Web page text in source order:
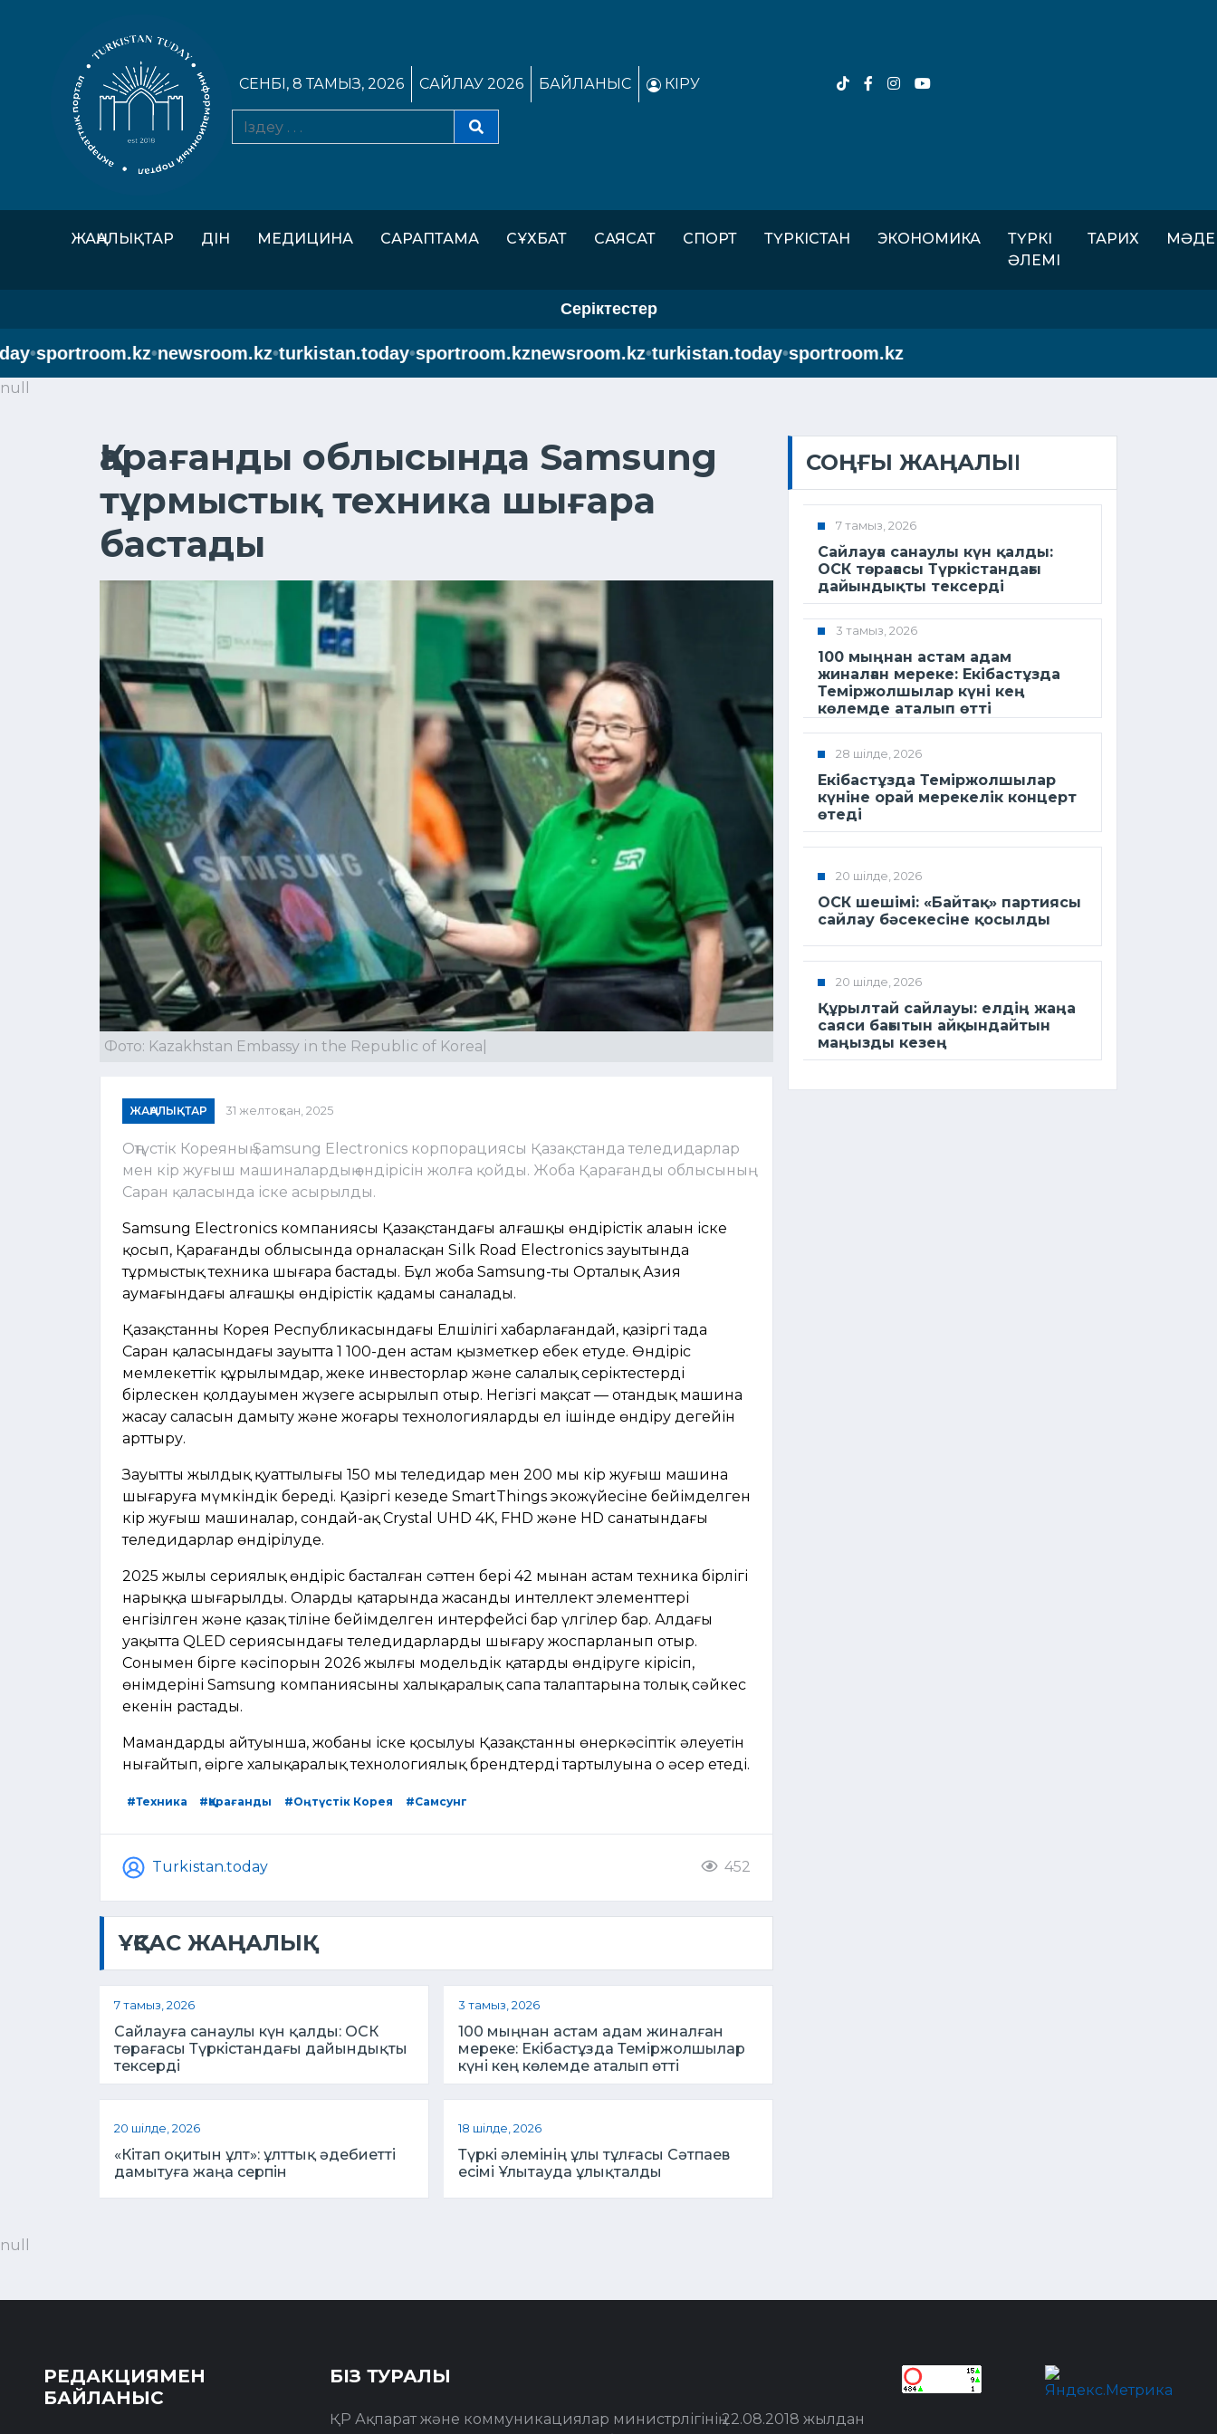
СЕНБІ, 8 ТАМЫЗ, 2026 САЙЛАУ 2026 БАЙЛАНЫС КІРУ
ЖАҢАЛЫҚТАР ДІН МЕДИЦИНА САРАПТАМА СҰХБАТ САЯСАТ СПОРТ ТҮРКІСТАН ЭКОНОМИКА
ТҮРКІ
ӘЛЕМІ
ТАРИХ
Серіктестер
•sportroom.kz•newsroom.kz•turkistan.today•sportroom.kznewsroom.kz•turkistan.today•sportroom.kz
null
Қарағанды облысында Samsung
тұрмыстық техника шығара
бастады
Фото: Kazakhstan Embassy in the Republic of Korea|
ЖАҢАЛЫҚТАР 31 желтоқсан, 2025
Оңтүстік Кореяның Samsung Electronics корпорациясы Қазақстанда теледидарлар
мен кір жуғыш машиналардың өндірісін жолға қойды. Жоба Қарағанды облысының
Саран қаласында іске асырылды.
Samsung Electronics компаниясы Қазақстандағы алғашқы өндірістік алаңын іске
қосып, Қарағанды облысында орналасқан Silk Road Electronics зауытында
тұрмыстық техника шығара бастады. Бұл жоба Samsung-тың Орталық Азия
аумағындағы алғашқы өндірістік қадамы саналады.
Қазақстанның Корея Республикасындағы Елшілігі хабарлағандай, қазіргі таңда
Саран қаласындағы зауытта 1 100-ден астам қызметкер еңбек етуде. Өндіріс
мемлекеттік құрылымдар, жеке инвесторлар және салалық серіктестердің
бірлескен қолдауымен жүзеге асырылып отыр. Негізгі мақсат — отандық машина
жасау саласын дамыту және жоғары технологияларды ел ішінде өндіру деңгейін
арттыру.
Зауыттың жылдық қуаттылығы 150 мың теледидар мен 200 мың кір жуғыш машина
шығаруға мүмкіндік береді. Қазіргі кезеңде SmartThings экожүйесіне бейімделген
кір жуғыш машиналар, сондай-ақ Crystal UHD 4K, FHD және HD санатындағы
теледидарлар өндірілуде.
2025 жылы сериялық өндіріс басталған сәттен бері 42 мыңнан астам техника бірлігі
нарыққа шығарылды. Олардың қатарында жасанды интеллект элементтері
енгізілген және қазақ тіліне бейімделген интерфейсі бар үлгілер бар. Алдағы
уақытта QLED сериясындағы теледидарларды шығару жоспарланып отыр.
Сонымен бірге кәсіпорын 2026 жылғы модельдік қатарды өндіруге кірісіп,
өнімдерінің Samsung компаниясының халықаралық сапа талаптарына толық сәйкес
екенін растады.
Мамандардың айтуынша, жобаның іске қосылуы Қазақстанның өнеркәсіптік әлеуетін
нығайтып, өңірге халықаралық технологиялық брендтердің тартылуына оң әсер етеді.
#Техника #Қарағанды #Оңтүстік Корея #Самсунг
Turkistan.today 452
ҰҚСАС ЖАҢАЛЫҚ
7 тамыз, 2026
Сайлауға санаулы күн қалды: ОСК
төрағасы Түркістандағы дайындықты
тексерді
3 тамыз, 2026
100 мыңнан астам адам жиналған
мереке: Екібастұзда Теміржолшылар
күні кең көлемде аталып өтті
20 шілде, 2026
«Кітап оқитын ұлт»: ұлттық әдебиетті
дамытуға жаңа серпін
18 шілде, 2026
Түркі әлемінің ұлы тұлғасы Сәтпаев
есімі Ұлытауда ұлықталды
СОҢҒЫ ЖАҢАЛЫҚ
7 тамыз, 2026
Сайлауға санаулы күн қалды:
ОСК төрағасы Түркістандағы
дайындықты тексерді
3 тамыз, 2026
100 мыңнан астам адам
жиналған мереке: Екібастұзда
Теміржолшылар күні кең
көлемде аталып өтті
28 шілде, 2026
Екібастұзда Теміржолшылар
күніне орай мерекелік концерт
өтеді
20 шілде, 2026
ОСК шешімі: «Байтақ» партиясы
сайлау бәсекесіне қосылды
20 шілде, 2026
Құрылтай сайлауы: елдің жаңа
саяси бағытын айқындайтын
маңызды кезең
null
РЕДАКЦИЯМЕН
БАЙЛАНЫС
БІЗ ТУРАЛЫ
ҚР Ақпарат және коммуникациялар министрлігінің 22.08.2018 жылдан